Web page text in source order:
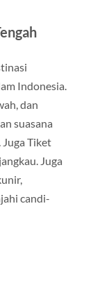
Indonesia.
dan
suasana
Tiket
Juga
candi-